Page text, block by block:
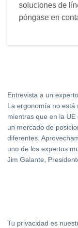
soluciones de
póngase en
Entrevista a un
La ergonomía no está
mientras que en la
un mercado de
diferentes.
uno de los expertos
Jim Galante,
Tu privacidad es